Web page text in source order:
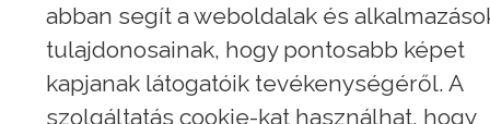
abban segít a weboldalak és
tulajdonosainak, hogy pontosabb képet
kapjanak látogatóik tevékenységéről. A
szolgáltatás cookie-kat használhat, hogy